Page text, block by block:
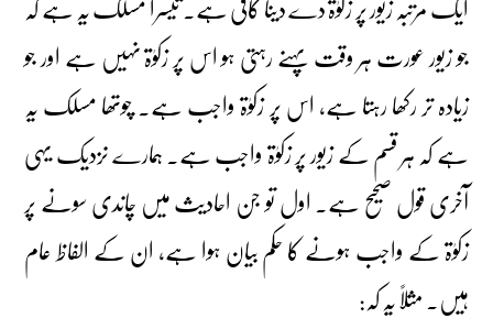
جو زیور عورت ہر وقت پہنے رہتی ہو اس پر زکوٰۃ نہیں ہے اور جو
زیادہ تر رکھا رہتا ہے، اس پر زکوٰۃ واجب ہے۔ چوتھا مسلک یہ
ہے کہ ہر قسم کے زیور پر زکوٰۃ واجب ہے۔ ہمارے نزدیک یہی
آخری قول صحیح ہے۔ اول تو جن احادیث میں چاندی سونے پر
زکوٰۃ کے واجب ہونے کا حکم بیان ہوا ہے، ان کے الفاظ عام
ہیں۔ مثلاً یہ کہ: